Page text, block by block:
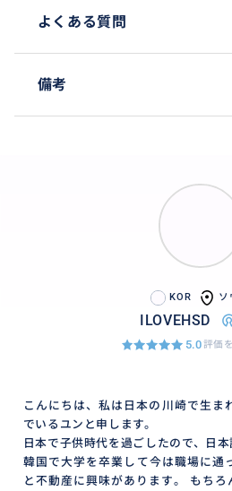
よく知っています。
また、100%日本語対応可能であ
💎 POINT 5. "本当に、決済後に
食事代? すでに含まれている。
韓服レンタル？ 砲艦。
喫茶店の飲み物？含む。
交通費？徒歩移動+必要時のタ
よくある質問
備考
KOR ソ
ILOVEHSD
5.0評価
こんにちは、私は日本の川崎で生ま
でいるユンと申します。
日本で子供時代を過ごしたので、日本
韓国で大学を卒業して今は職場に通
と不動産に興味があります。 もち